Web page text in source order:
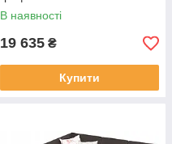
В наявності
19 635 ₴
Купити